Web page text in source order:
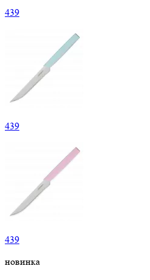
439
439
439
новинка